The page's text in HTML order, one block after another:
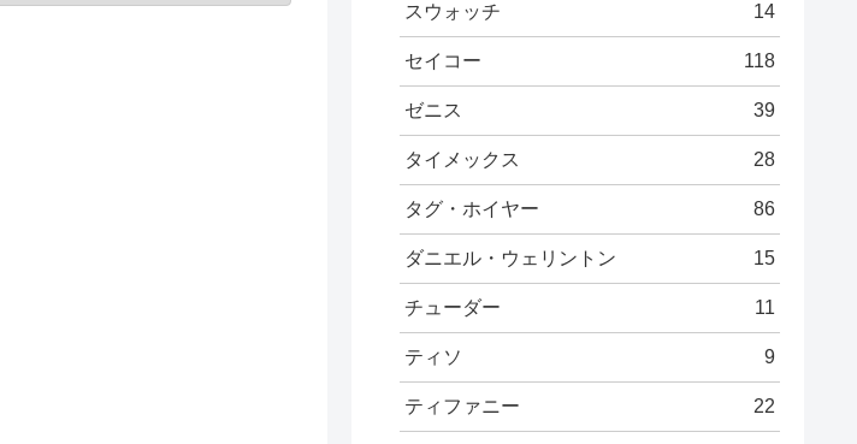
スウォッチ 14
セイコー 118
ゼニス 39
タイメックス 28
タグ・ホイヤー 86
ダニエル・ウェリントン 15
チューダー 11
ティソ 9
ティファニー 22